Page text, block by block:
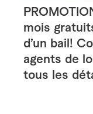
mois
d’un bail!
agents de
tous les